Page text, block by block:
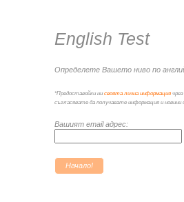
Quiz:
English Test
Определете Вашето ниво по
*Предоставяйки ни своята лична информация
съгласявате да получавате информация и новини
Вашият email адрес:
Начало!